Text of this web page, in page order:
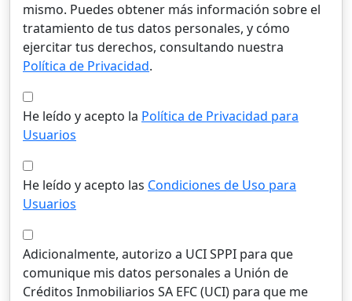
mismo. Puedes obtener más información sobre el
tratamiento de tus datos personales, y cómo
ejercitar tus derechos, consultando nuestra
Política de Privacidad.
He leído y acepto la Política de Privacidad para
Usuarios
He leído y acepto las Condiciones de Uso para
Usuarios
Adicionalmente, autorizo a UCI SPPI para que
comunique mis datos personales a Unión de
Créditos Inmobiliarios SA EFC (UCI) para que me